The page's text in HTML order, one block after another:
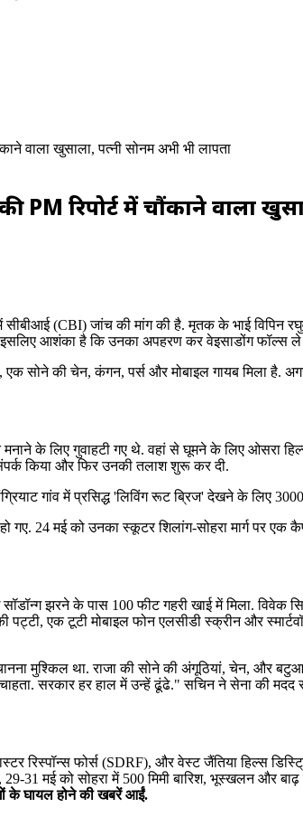
वाला खुसाला, पत्नी सोनम अभी भी लापता
रिपोर्ट में चौंकाने वाला
(CBI) जांच की मांग की है. मृतक के भाई विपिन
आशंका है कि उनका अपहरण कर वेइसाडोंग फॉल्स ले
की चेन, कंगन, पर्स और मोबाइल गायब मिला है.
के लिए गुवाहटी गए थे. वहां से घूमने के लिए ओसरा
किया और फिर उनकी तलाश शुरू कर दी.
गांव में प्रसिद्ध 'लिविंग रूट ब्रिज' देखने के लिए
24 मई को उनका स्कूटर शिलांग-सोहरा मार्ग पर एक
झरने के पास 100 फीट गहरी खाई में मिला.
एक टूटी मोबाइल फोन एलसीडी स्क्रीन और
मुश्किल था. राजा की सोने की अंगूठियां, चेन, और
सरकार हर हाल में उन्हें ढूंढे." सचिन ने सेना की मदद
रिस्पॉन्स फोर्स (SDRF), और वेस्ट जैंतिया हिल्स
29-31 मई को सोहरा में 500 मिमी बारिश, भूस्खलन और
के घायल होने की खबरें आईं.